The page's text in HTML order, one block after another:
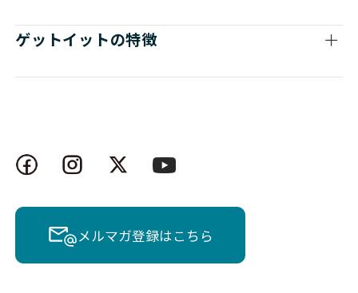
ゲットイットの特徴
メルマガ登録はこちら